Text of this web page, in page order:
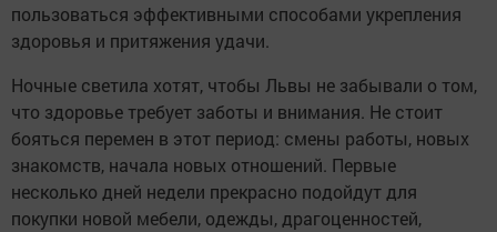
пользоваться эффективными способами укрепления
здоровья и притяжения удачи.
Ночные светила хотят, чтобы Львы не забывали о том,
что здоровье требует заботы и внимания. Не стоит
бояться перемен в этот период: смены работы, новых
знакомств, начала новых отношений. Первые
несколько дней недели прекрасно подойдут для
покупки новой мебели, одежды, драгоценностей,